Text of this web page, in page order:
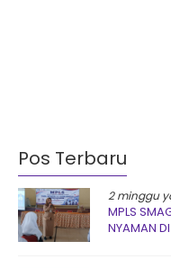
Pos Terbaru
2 minggu
MPLS
NYAMAN